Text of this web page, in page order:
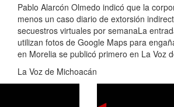
Pablo Alarcón Olmedo indicó que la
menos un caso diario de extorsión
secuestros virtuales por semanaLa
utilizan fotos de Google Maps para
en Morelia se publicó primero en La Voz
La Voz de Michoacán